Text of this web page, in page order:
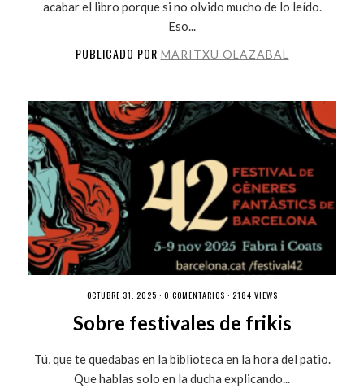
acabar el libro porque si no olvido mucho de lo leído.
Eso...
PUBLICADO POR MARITXU OLAZABAL
OCTUBRE 31, 2025 · 0 COMENTARIOS · 2184 VIEWS
Sobre festivales de frikis
Tú, que te quedabas en la biblioteca en la hora del patio.
Que hablas solo en la ducha explicando...